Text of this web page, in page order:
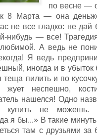
по весне —
к 8 Марта — она
не все гладко: не дай
нибудь — все!
любимой. А ведь не
Я ведь
иногда и в
теща пилить и по
неспешно,
нашелся! Одно
купить не
я бы...» В такие
там с друзьями за